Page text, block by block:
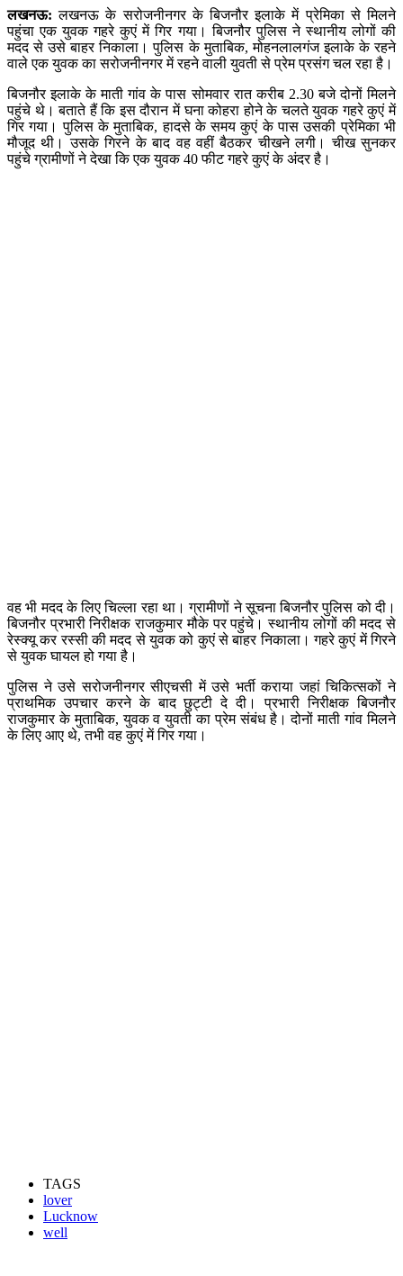
लखनऊ: लखनऊ के सरोजनीनगर के बिजनौर इलाके में प्रेमिका से मिलने
पहुंचा एक युवक गहरे कुएं में गिर गया। बिजनौर पुलिस ने स्थानीय लोगों की
मदद से उसे बाहर निकाला। पुलिस के मुताबिक, मोहनलालगंज इलाके के रहने
वाले एक युवक का सरोजनीनगर में रहने वाली युवती से प्रेम प्रसंग चल रहा है।
बिजनौर इलाके के माती गांव के पास सोमवार रात करीब 2.30 बजे दोनों मिलने
पहुंचे थे। बताते हैं कि इस दौरान में घना कोहरा होने के चलते युवक गहरे कुएं में
गिर गया। पुलिस के मुताबिक, हादसे के समय कुएं के पास उसकी प्रेमिका भी
मौजूद थी। उसके गिरने के बाद वह वहीं बैठकर चीखने लगी। चीख सुनकर
पहुंचे ग्रामीणों ने देखा कि एक युवक 40 फीट गहरे कुएं के अंदर है।
वह भी मदद के लिए चिल्ला रहा था। ग्रामीणों ने सूचना बिजनौर पुलिस को दी।
बिजनौर प्रभारी निरीक्षक राजकुमार मौके पर पहुंचे। स्थानीय लोगों की मदद से
रेस्क्यू कर रस्सी की मदद से युवक को कुएं से बाहर निकाला। गहरे कुएं में गिरने
से युवक घायल हो गया है।
पुलिस ने उसे सरोजनीनगर सीएचसी में उसे भर्ती कराया जहां चिकित्सकों ने
प्राथमिक उपचार करने के बाद छुट्टी दे दी। प्रभारी निरीक्षक बिजनौर
राजकुमार के मुताबिक, युवक व युवती का प्रेम संबंध है। दोनों माती गांव मिलने
के लिए आए थे, तभी वह कुएं में गिर गया।
TAGS
lover
Lucknow
well